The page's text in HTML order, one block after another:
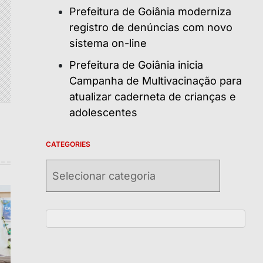
Prefeitura de Goiânia moderniza
registro de denúncias com novo
sistema on-line
Prefeitura de Goiânia inicia
Campanha de Multivacinação para
atualizar caderneta de crianças e
adolescentes
CATEGORIES